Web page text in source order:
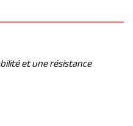
et une résistance